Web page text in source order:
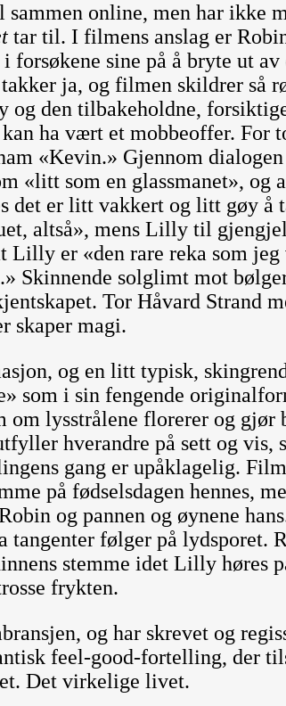
online, men har ikke
tar til. I filmens anslag er
forsøkene sine på å bryte ut
ja, og filmen skildrer så
og den tilbakeholdne,
ha vært et mobbeoffer. For
«Kevin.» Gjennom
som en glassmanet», og
det er litt vakkert og litt gøy å
altså», mens Lilly til
Lilly er «den rare reka som
Skinnende solglimt mot
Tor Håvard Strand
skaper magi.
og en litt typisk,
som i sin fengende
lysstrålene florerer og gjør
hverandre på sett og vis,
gang er upåklagelig.
på fødselsdagen hennes,
og pannen og øynene
følger på lydsporet.
stemme idet Lilly høres
frykten.
og har skrevet og
feel-good-fortelling, der
Det virkelige livet.